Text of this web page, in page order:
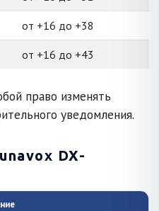
от +16 до +38
от +16 до +43
право изменять
уведомления.
DX-